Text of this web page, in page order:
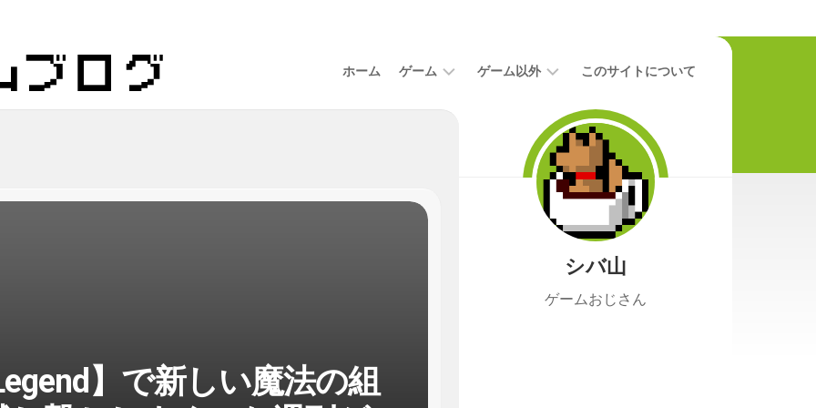
ホーム ゲーム
攻
ゲーム以外 このサイトについて
】で新しい魔法の組
シバ山
ゲームおじさん